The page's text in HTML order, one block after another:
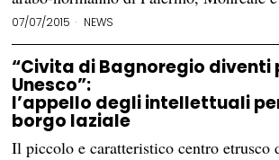
07/07/2015 NEWS
“Civita di Bagnoregio diventi
Unesco”:
l’appello degli intellettuali
borgo laziale
Il piccolo e caratteristico centro